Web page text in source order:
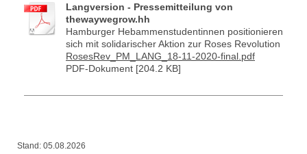
Langversion - Pressemitteilung von
thewaywegrow.hh
Hamburger Hebammenstudentinnen positionieren
sich mit solidarischer Aktion zur Roses Revolution
RosesRev_PM_LANG_18-11-2020-final.pdf
PDF-Dokument [204.2 KB]
Stand: 05.08.2026